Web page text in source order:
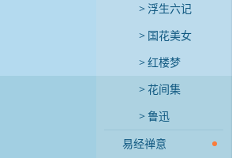
浮生六记
国花美女
红楼梦
花间集
鲁迅
易经禅意